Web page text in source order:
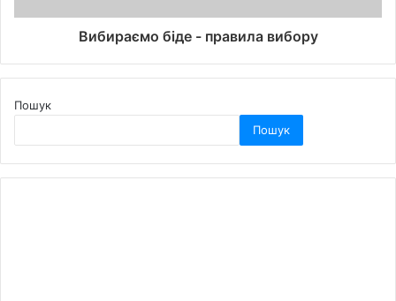
Вибираємо біде - правила вибору
Пошук
Пошук